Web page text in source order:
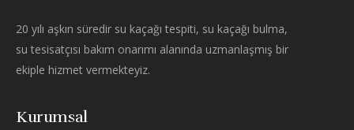
20 yılı aşkın süredir su kaçağı tespiti, su kaçağı bulma,
su tesisatçısı bakım onarımı alanında uzmanlaşmış bir
ekiple hizmet vermekteyiz.
Kurumsal